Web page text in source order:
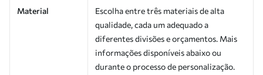
Material
Escolha entre três materiais de alta
qualidade, cada um adequado a
diferentes divisões e orçamentos. Mais
informações disponíveis abaixo ou
durante o processo de personalização.